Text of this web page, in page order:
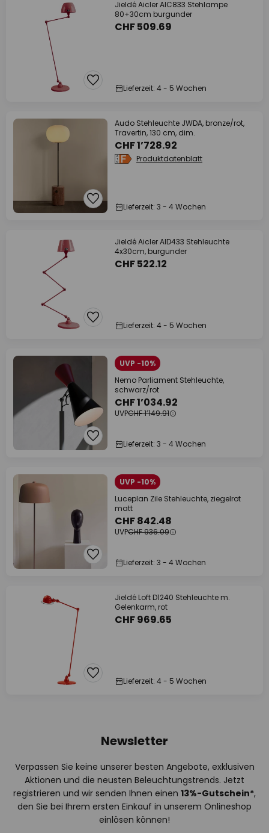
Jieldé Aicler AIC833 Stehlampe
80+30cm burgunder
CHF 509.69
Lieferzeit: 4 - 5 Wochen
Audo Stehleuchte JWDA, bronze/rot,
Travertin, 130 cm, dim.
CHF 1’728.92
Produktdatenblatt
Lieferzeit: 3 - 4 Wochen
Jieldé Aicler AID433 Stehleuchte
4x30cm, burgunder
CHF 522.12
Lieferzeit: 4 - 5 Wochen
UVP -10%
Nemo Parliament Stehleuchte,
schwarz/rot
CHF 1’034.92
UVPCHF 1’149.91
Lieferzeit: 3 - 4 Wochen
UVP -10%
Luceplan Zile Stehleuchte, ziegelrot
matt
CHF 842.48
UVPCHF 936.09
Lieferzeit: 3 - 4 Wochen
Jieldé Loft D1240 Stehleuchte m.
Gelenkarm, rot
CHF 969.65
Lieferzeit: 4 - 5 Wochen
Newsletter
Verpassen Sie keine unserer besten Angebote, exklusiven
Aktionen und die neusten Beleuchtungstrends. Jetzt
registrieren und wir senden Ihnen einen 13%-Gutschein*,
den Sie bei Ihrem ersten Einkauf in unserem Onlineshop
einlösen können!